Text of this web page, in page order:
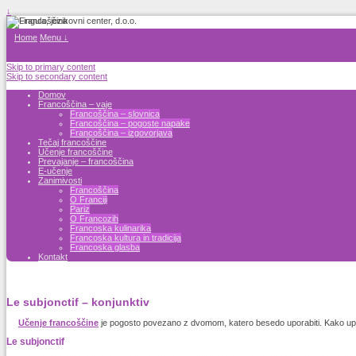
↓
Home Menu ↓
Skip to primary content
Skip to secondary content
Domov
Francoščina – vaje
Francoščina – slovnica
Francoščina – pogoste napake
Francoščina – izgovorjava
Tečaj francoščine
Učenje francoščine
Prevajanje – francoščina
E-učenje
Zanimivosti
Francoščina
O Franciji
Pariz
O Francozih
Francoska kulinarika
Francoska kultura in tradicija
Francoska glasba
Kontakt
Le subjonctif – konjunktiv
Učenje francoščine je pogosto povezano z dvomom, katero besedo uporabiti. Kako
Le subjonctif